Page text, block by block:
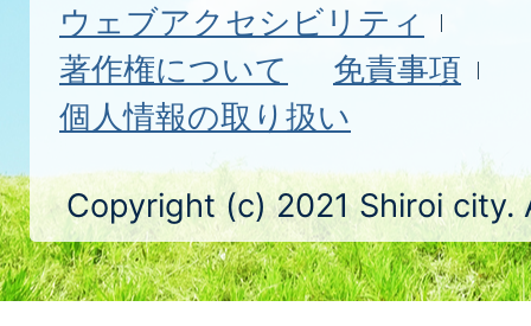
ウェブアクセシビリティ
著作権について
免責事項
個人情報の取り扱い
Copyright (c) 2021 Shiroi city.